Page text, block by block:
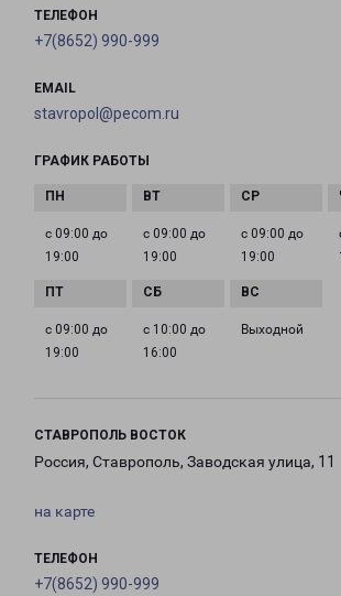
ТЕЛЕФОН
+7(8652) 990-999
EMAIL
stavropol@pecom.ru
ГРАФИК РАБОТЫ
с 09:00 до
19:00
с 09:00 до
19:00
с 09:00 до
19:00
с 09:00 до
19:00
с 10:00 до
16:00
Выходной
СТАВРОПОЛЬ ВОСТОК
Россия, Ставрополь, Заводская улица, 11
на карте
ТЕЛЕФОН
+7(8652) 990-999